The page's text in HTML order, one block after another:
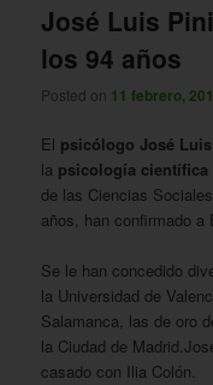
José Luis
los 94 años
Posted on 11 febrero,
El psicólogo José
la psicología científica
de las Ciencias
años, han confirmado
Se le han concedido
la Universidad de
Salamanca, las de oro
la Ciudad de
casado con Ilia Colón.